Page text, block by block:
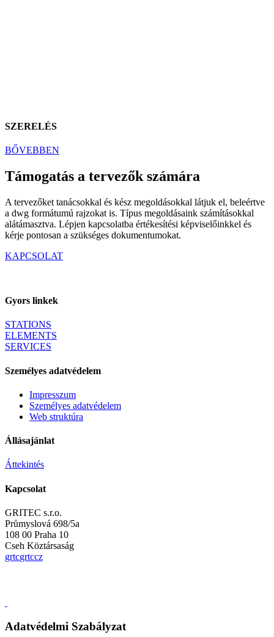
SZERELÉS
BŐVEBBEN
Támogatás a tervezők számára
A tervezőket tanácsokkal és kész megoldásokkal látjuk el, beleértve
a dwg formátumú rajzokat is. Típus megoldásaink számításokkal
alátámasztva. Lépjen kapcsolatba értékesítési képviselőinkkel és
kérje pontosan a szükséges dokumentumokat.
KAPCSOLAT
Gyors linkek
STATIONS
ELEMENTS
SERVICES
Személyes adatvédelem
Impresszum
Személyes adatvédelem
Web struktúra
Állásajánlat
Áttekintés
Kapcsolat
GRITEC s.r.o.
Průmyslová 698/5a
108 00 Praha 10
Cseh Köztársaság
grtcgrtccz
Adatvédelmi Szabályzat